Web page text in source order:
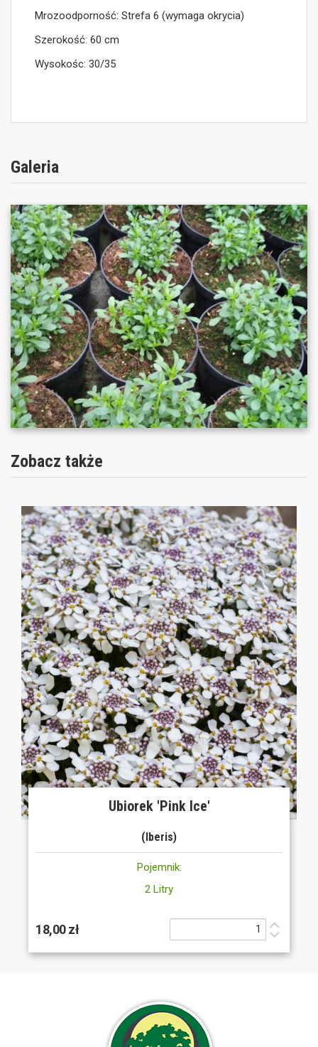
Mrozoodporność: Strefa 6 (wymaga okrycia)
Szerokość: 60 cm
Wysokośc: 30/35
Galeria
Zobacz także
Ubiorek 'Pink Ice'
(Iberis)
Pojemnik:
2 Litry
18,00 zł